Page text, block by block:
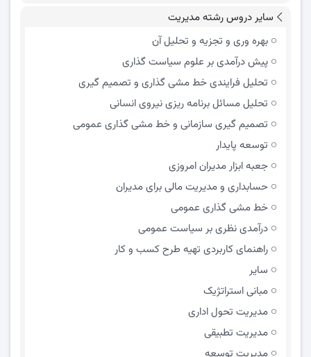
سایر دروس رشته مدیریت
بهره وری و تجزیه و تحلیل آن
پیش درآمدی بر علوم سیاست گذاری
تحلیل فرایندی خط مشی گذاری و تصمیم گیری
تحلیل مسائل برنامه ریزی نیروی انسانی
تصمیم گیری سازمانی و خط مشی گذاری عمومی
توسعه پایدار
جعبه ابزار مدیران امروزی
حسابداری و مدیریت مالی برای مدیران
خط مشی گذاری عمومی
درآمدی نظری بر سیاست عمومی
راهنمای کاربردی تهیه طرح کسب و کار
سایر
مبانی استراتژیک
مدیریت تحول اداری
مدیریت تطبیقی
مدیریت توسعه